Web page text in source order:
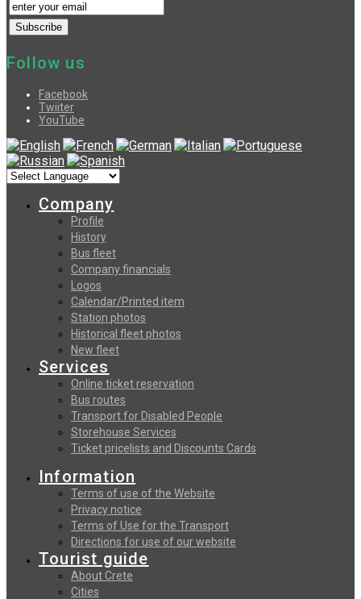
Follow us
Facebook
Twiiter
YouTube
Company
Profile
History
Bus fleet
Company financials
Logos
Calendar/Printed item
Station photos
Historical fleet photos
New fleet
Services
Online ticket reservation
Bus routes
Transport for Disabled People
Storehouse Services
Ticket pricelists and Discounts Cards
Information
Terms of use of the Website
Privacy notice
Terms of Use for the Transport
Directions for use of our website
Tourist guide
About Crete
Cities